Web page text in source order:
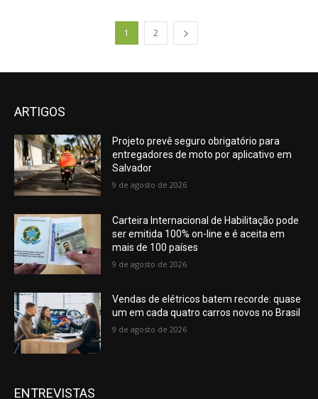
1 2
ARTIGOS
Projeto prevê seguro obrigatório para
entregadores de moto por aplicativo em
Salvador
9 de agosto de 2026
Carteira Internacional de Habilitação pode
ser emitida 100% on-line e é aceita em
mais de 100 países
9 de agosto de 2026
Vendas de elétricos batem recorde: quase
um em cada quatro carros novos no Brasil
9 de agosto de 2026
ENTREVISTAS